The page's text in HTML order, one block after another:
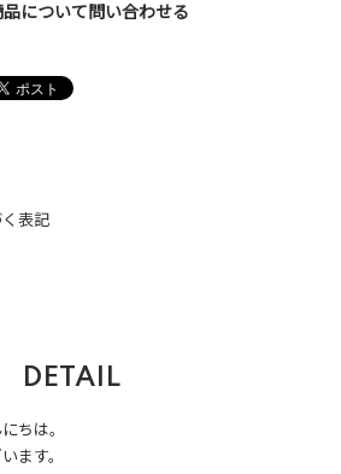
品について問い合わせる
表記
DETAIL
ちは。
ます。